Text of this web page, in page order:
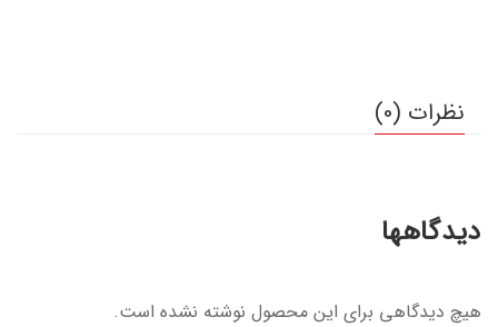
نظرات (0)
دیدگاهها
هیچ دیدگاهی برای این محصول نوشته نشده است.